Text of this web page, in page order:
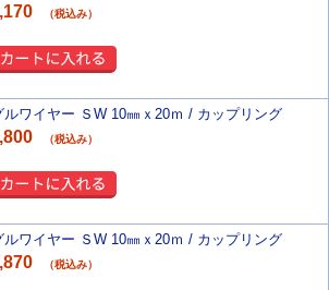
（税込み）
ルワイヤー ＳW 10㎜ｘ20ｍ / カップリング
（税込み）
ルワイヤー ＳW 10㎜ｘ20ｍ / カップリング
（税込み）